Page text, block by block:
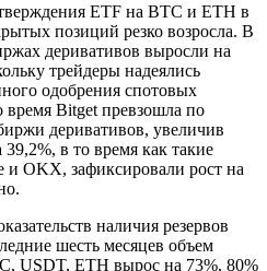
ETF на BTC и ETH в
позиций резко возросла. В
деривативов выросли на
трейдеры надеялись
одобрения спотовых
Bitget превзошла по
деривативов, увеличив
в то время как такие
и OKX, зафиксировали рост на
наличия резервов
шесть месяцев объем
USDT, ETH вырос на 73%, 80%